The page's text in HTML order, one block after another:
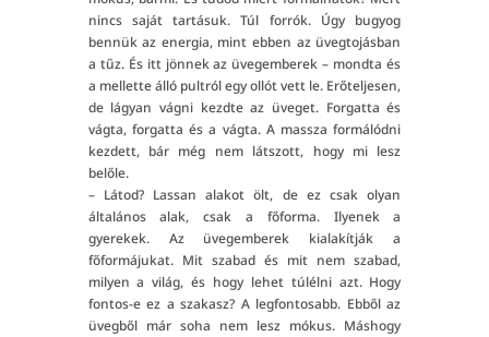
nincs saját tartásuk. Túl forrók. Úgy bugyog
bennük az energia, mint ebben az üvegtojásban
a tűz. És itt jönnek az üvegemberek – mondta és
a mellette álló pultról egy ollót vett le. Erőteljesen,
de lágyan vágni kezdte az üveget. Forgatta és
vágta, forgatta és a vágta. A massza formálódni
kezdett, bár még nem látszott, hogy mi lesz
belőle.
– Látod? Lassan alakot ölt, de ez csak olyan
általános alak, csak a főforma. Ilyenek a
gyerekek. Az üvegemberek kialakítják a
főformájukat. Mit szabad és mit nem szabad,
milyen a világ, és hogy lehet túlélni azt. Hogy
fontos-e ez a szakasz? A legfontosabb. Ebből az
üvegből már soha nem lesz mókus. Máshogy